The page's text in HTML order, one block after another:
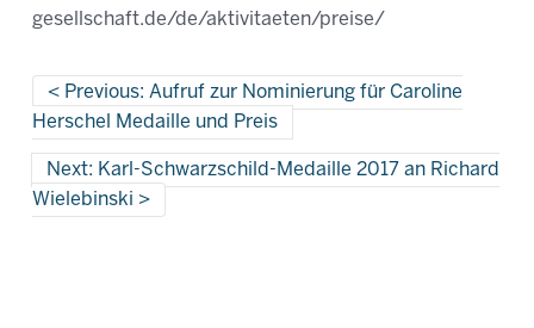
gesellschaft.de/de/aktivitaeten/preise/
Previous: Aufruf zur Nominierung für Caroline
Herschel Medaille und Preis
Next: Karl-Schwarzschild-Medaille 2017 an Richard
Wielebinski